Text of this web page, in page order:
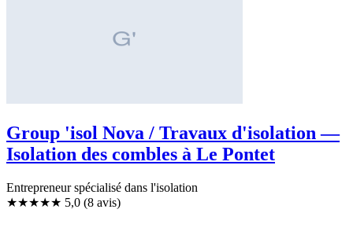
Group 'isol Nova / Travaux d'isolation —
Isolation des combles à Le Pontet
Entrepreneur spécialisé dans l'isolation
★★★★★ 5,0 (8 avis)